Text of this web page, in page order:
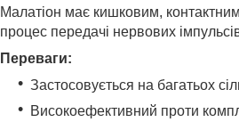
Малатіон має кишковим,
процес передачі нервових
Переваги:
Застосовується на багатьох
Високоефективний проти